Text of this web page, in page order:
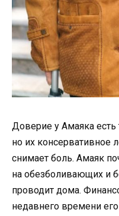
Доверие у Амаяка есть
но их консервативное
снимает боль. Амаяк
на обезболивающих и
проводит дома.
недавнего времени